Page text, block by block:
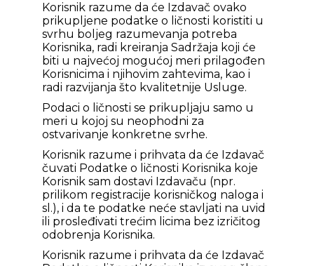
Korisnik razume da će Izdavač ovako
prikupljene podatke o ličnosti koristiti u
svrhu boljeg razumevanja potreba
Korisnika, radi kreiranja Sadržaja koji će
biti u najvećoj mogućoj meri prilagođen
Korisnicima i njihovim zahtevima, kao i
radi razvijanja što kvalitetnije Usluge.
Podaci o ličnosti se prikupljaju samo u
meri u kojoj su neophodni za
ostvarivanje konkretne svrhe.
Korisnik razume i prihvata da će Izdavač
čuvati Podatke o ličnosti Korisnika koje
Korisnik sam dostavi Izdavaču (npr.
prilikom registracije korisničkog naloga i
sl.), i da te podatke neće stavljati na uvid
ili prosleđivati trećim licima bez izričitog
odobrenja Korisnika.
Korisnik razume i prihvata da će Izdavač